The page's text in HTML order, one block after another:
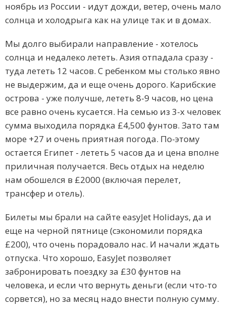
ноябрь из России - идут дожди, ветер, очень мало
солнца и холодрыга как на улице так и в домах.
Мы долго выбирали направление - хотелось
солнца и недалеко лететь. Азия отпадала сразу -
туда лететь 12 часов. С ребенком мы столько явно
не выдержим, да и еще очень дорого. Карибские
острова - уже получше, лететь 8-9 часов, но цена
все равно очень кусается. На семью из 3-х человек
сумма выходила порядка £4,500 фунтов. Зато там
море +27 и очень приятная погода. По-этому
остается Египет - лететь 5 часов да и цена вполне
приличная получается. Весь отдых на неделю
нам обошелся в £2000 (включая перелет,
трансфер и отель).
Билеты мы брали на сайте easyJet Holidays, да и
еще на черной пятнице (сэкономили порядка
£200), что очень порадовало нас. И начали ждать
отпуска. Что хорошо, EasyJet позволяет
забронировать поездку за £30 фунтов на
человека, и если что вернуть деньги (если что-то
сорвется), но за месяц надо внести полную сумму.